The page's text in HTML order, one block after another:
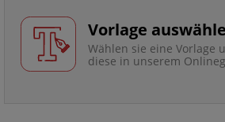
Vorlage
Wählen sie eine Vorlage
diese in unserem